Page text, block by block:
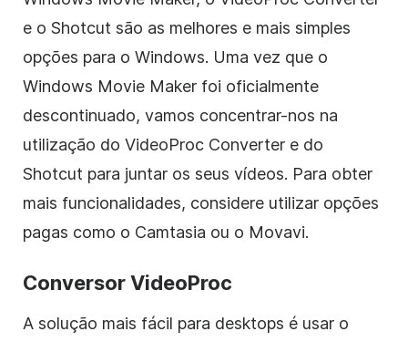
e o Shotcut são as melhores e mais simples
opções para o Windows. Uma vez que o
Windows Movie Maker foi oficialmente
descontinuado, vamos concentrar-nos na
utilização do VideoProc Converter e do
Shotcut para juntar os seus vídeos. Para obter
mais funcionalidades, considere utilizar opções
pagas como o Camtasia ou o Movavi.
Conversor VideoProc
A solução mais fácil para desktops é usar o